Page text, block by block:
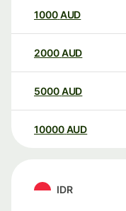
1000AUD
2000AUD
5000AUD
10000 AUD
IDR